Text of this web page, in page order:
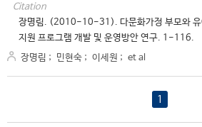
Citation
장명림. (2010-10-31). 다문화가정 부모와 유
지원 프로그램 개발 및 운영방안 연구. 1-116.
장명림 ; 민현숙 ; 이세원 ; et al
1